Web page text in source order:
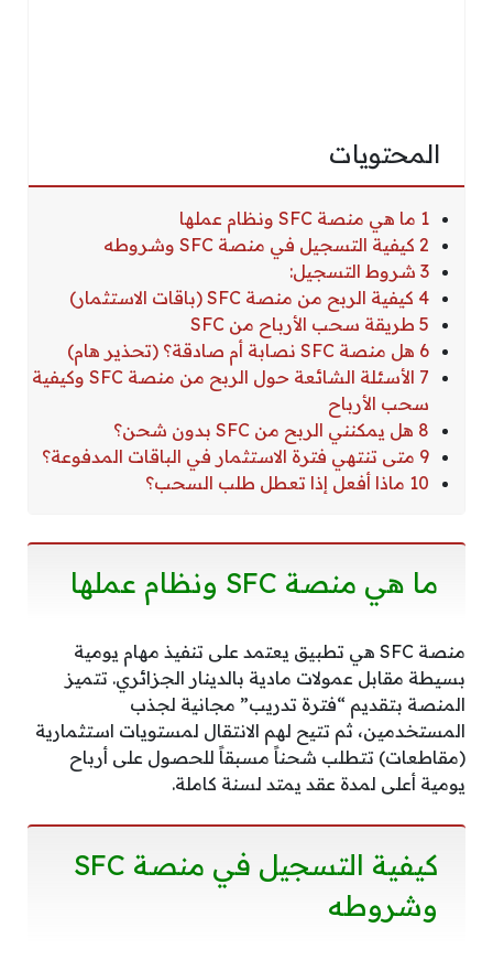
المحتويات
1 ما هي منصة SFC ونظام عملها
2 كيفية التسجيل في منصة SFC وشروطه
3 شروط التسجيل:
4 كيفية الربح من منصة SFC (باقات الاستثمار)
5 طريقة سحب الأرباح من SFC
6 هل منصة SFC نصابة أم صادقة؟ (تحذير هام)
7 الأسئلة الشائعة حول الربح من منصة SFC وكيفية
سحب الأرباح
8 هل يمكنني الربح من SFC بدون شحن؟
9 متى تنتهي فترة الاستثمار في الباقات المدفوعة؟
10 ماذا أفعل إذا تعطل طلب السحب؟
ما هي منصة SFC ونظام عملها
منصة SFC هي تطبيق يعتمد على تنفيذ مهام يومية
بسيطة مقابل عمولات مادية بالدينار الجزائري. تتميز
المنصة بتقديم “فترة تدريب” مجانية لجذب
المستخدمين، ثم تتيح لهم الانتقال لمستويات استثمارية
(مقاطعات) تتطلب شحناً مسبقاً للحصول على أرباح
يومية أعلى لمدة عقد يمتد لسنة كاملة.
كيفية التسجيل في منصة SFC
وشروطه